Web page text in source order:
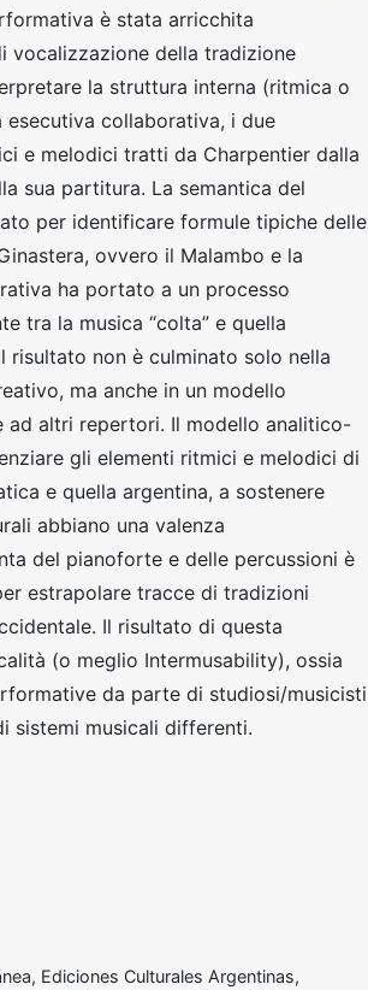
è stata arricchita
vocalizzazione della tradizione
la struttura interna (ritmica o
collaborativa, i due
e melodici tratti da Charpentier dalla
sua partitura. La semantica del
per identificare formule tipiche delle
ovvero il Malambo e la
ha portato a un processo
tra la musica “colta” e quella
risultato non è culminato solo nella
ma anche in un modello
altri repertori. Il modello analitico-
gli elementi ritmici e melodici di
e quella argentina, a sostenere
abbiano una valenza
del pianoforte e delle percussioni è
estrapolare tracce di tradizioni
Il risultato di questa
(o meglio Intermusability), ossia
da parte di studiosi/musicisti
sistemi musicali differenti.
Ediciones Culturales Argentinas,